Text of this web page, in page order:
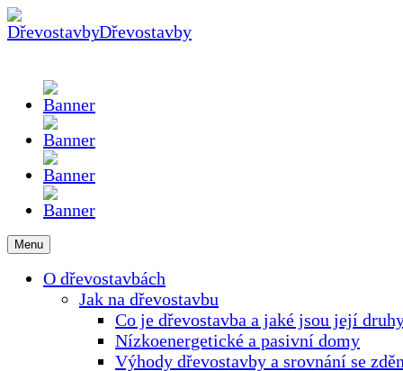
Dřevostavby
Menu
O dřevostavbách
Jak na dřevostavbu
Co je dřevostavba a jaké jsou její
Nízkoenergetické a pasivní domy
Výhody dřevostavby a srovnání se